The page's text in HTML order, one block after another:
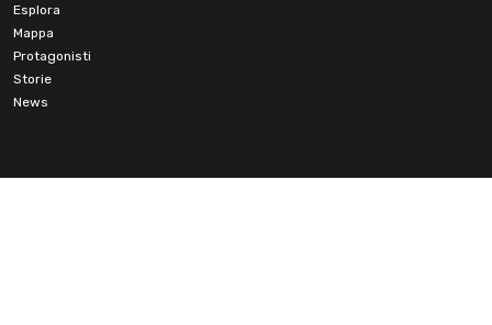
Esplora
Mappa
Protagonisti
Storie
News